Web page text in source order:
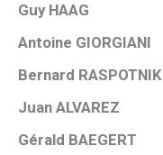
Guy HAAG
Antoine GIORGIANI
Bernard RASPOTNIK
Juan ALVAREZ
Gérald BAEGERT